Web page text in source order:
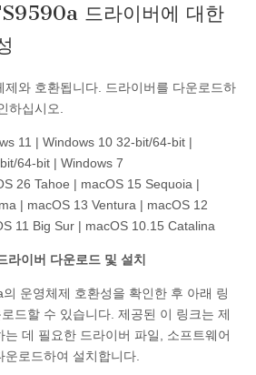
드라이버에 대한
제와 호환됩니다. 드라이버를 다운로드하
하십시오.
11 | Windows 10 32-bit/64-bit |
64-bit | Windows 7
26 Tahoe | macOS 15 Sequoia |
| macOS 13 Ventura | macOS 12
11 Big Sur | macOS 10.15 Catalina
라이버 다운로드 및 설치
운영체제 호환성을 확인한 후 아래 링
드할 수 있습니다. 제공된 이 링크는 제
데 필요한 드라이버 파일, 소프트웨어
로드하여 설치합니다.